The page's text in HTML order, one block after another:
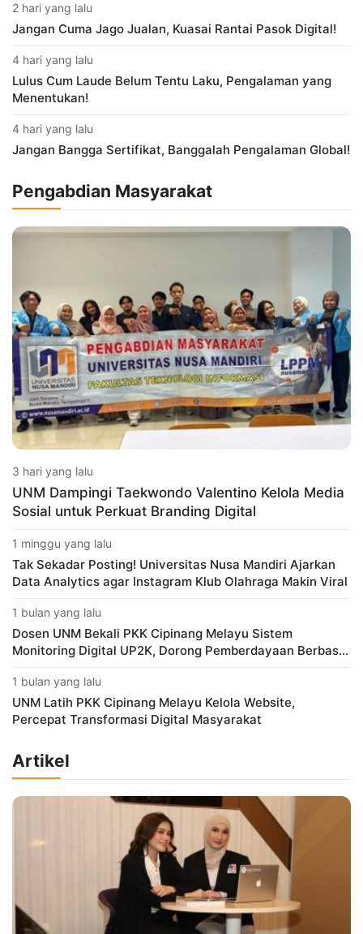
2 hari yang lalu
Jangan Cuma Jago Jualan, Kuasai Rantai Pasok Digital!
4 hari yang lalu
Lulus Cum Laude Belum Tentu Laku, Pengalaman yang
Menentukan!
4 hari yang lalu
Jangan Bangga Sertifikat, Banggalah Pengalaman Global!
Pengabdian Masyarakat
3 hari yang lalu
UNM Dampingi Taekwondo Valentino Kelola Media
Sosial untuk Perkuat Branding Digital
1 minggu yang lalu
Tak Sekadar Posting! Universitas Nusa Mandiri Ajarkan
Data Analytics agar Instagram Klub Olahraga Makin Viral
1 bulan yang lalu
Dosen UNM Bekali PKK Cipinang Melayu Sistem
Monitoring Digital UP2K, Dorong Pemberdayaan Berbasis
1 bulan yang lalu
UNM Latih PKK Cipinang Melayu Kelola Website,
Percepat Transformasi Digital Masyarakat
Artikel